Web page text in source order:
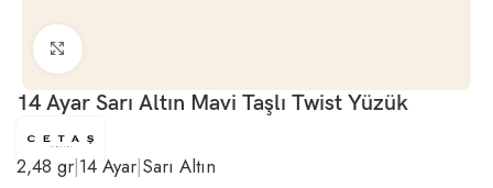
Büyütmek için tıklayın
14 Ayar Sarı Altın Mavi Taşlı Twist Yüzük
2,48 gr|14 Ayar|Sarı Altın